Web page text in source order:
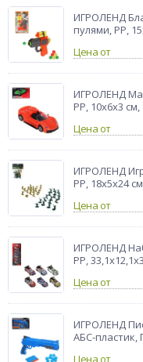
ИГРОЛЕНД
пулями, PP,
Цена от
ИГРОЛЕНД
PP, 10х6х3
Цена от
ИГРОЛЕНД
PP, 18х5х24 см
Цена от
ИГРОЛЕНД
PP,
Цена от
ИГРОЛЕНД
АБС-пластик,
Цена от